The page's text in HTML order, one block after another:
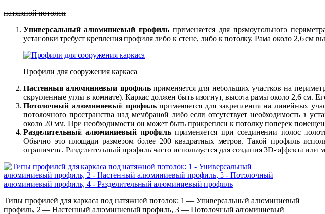
натяжной потолок
Универсальный алюминиевый профильприменяется для прямоугольного
установки требует крепления профиля либо к стене, либо к потолку. Рама около 2,6
Профили для сооружения каркаса
Настенный алюминиевый профильприменяется для небольших участков на
скругленные углы в комнате). Каркас должен быть изогнут, высота рамы около 2,6
Потолочный алюминиевый профиль применяется для закрепления на линейных
потолочного пространства над мембраной либо если отсутствует необходимость в
около 20 мм. При необходимости он может быть прикреплен к потолку поперек
Разделительный алюминиевый профильприменяется при соединении полос
Обычно это площади размером более 200 квадратных метров. Такой профиль
ограничена. Разделительный профиль часто используется для создания 3D-эффекта или
Типы профилей для каркаса под натяжной потолок: 1 — Универсальный алюминиевый
профиль, 2 — Настенный алюминиевый профиль, 3 — Потолочный алюминиевый